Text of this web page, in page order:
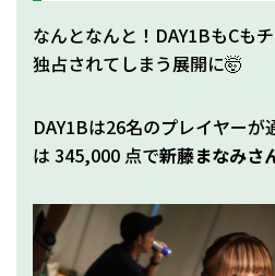
なんとなんと！DAY1BもCも
独占されてしまう展開に🤯
DAY1Bは26名のプレイヤーが
は 345,000 点で新藤まなみさ